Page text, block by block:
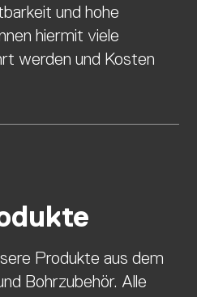
und hohe
hiermit viele
werden und Kosten
Produkte aus dem
Bohrzubehör. Alle